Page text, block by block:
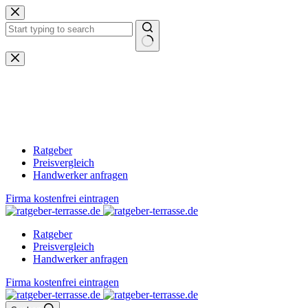
Zum
Inhalt
springen
Keine
Ergebnisse
Ratgeber
Preisvergleich
Handwerker anfragen
Firma kostenfrei eintragen
Ratgeber
Preisvergleich
Handwerker anfragen
Firma kostenfrei eintragen